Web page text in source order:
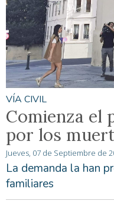
VÍA CIVIL
Comienza el
por los
Jueves, 07 de Septiembre de
La demanda la han
familiares